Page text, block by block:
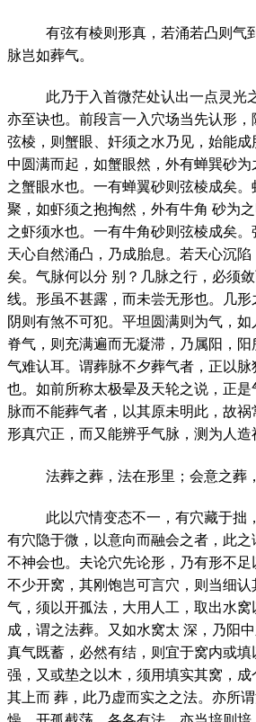
有弦有棱则形真，若涌若凸则气
脉岂如葬气。
此乃于入首微茫处认出一点灵光
亦至诀也。前段言一入穴场当先认形
弦棱，则蟹眼、奸须之水乃见，始能
中圆满而起，如蟹眼然，外有蝉巽砂
之蟹眼水也。一有蝉翼砂则弦棱成矣
聚，如虾须之抱掏然，外有牛角 砂为
之虾须水也。一有牛角砂则弦棱成矣。
天心自然涌凸，乃成胎息。若天心沉
矣。气脉何以分 别？几脉之行，必须
线。形虽不甚露，而未尝无形也。几形
阴则有煞不可犯。平坦圆满则为气，
脊气，则充满遍而无凝滞，乃属阳，
气难认耳。谓葬脉不夕葬气者，正以
也。如前所称太极晕及天轮之说，正
脉而不能葬气者，以其原未明此，故
形真穴正，而又能辨乎气脉，测为人造
法葬之葬，法在形里；会意之葬
此以穴情变态不一，有穴藏于拙
有穴隐于微，以意向而融会之者，此
不神会也。夫论穴先论形，乃有形不
不少开窝，其刚饱岂可言穴，则当细
气，须以开孤法，大用人工，取出水
成，谓之法葬。又如水窝太 深，乃阳
真气既蓄，必然有结，则宜于窝内或
强，又或垫之以木，须用填实其窝，
其上而 葬，此乃虚而实之之法。亦所